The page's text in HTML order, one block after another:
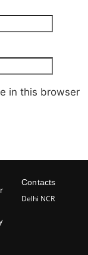
in this browser
Contacts
Delhi NCR